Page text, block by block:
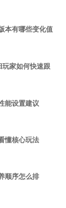
本有哪些变化值
玩家如何快速跟
能设置建议
懂核心玩法
顺序怎么排